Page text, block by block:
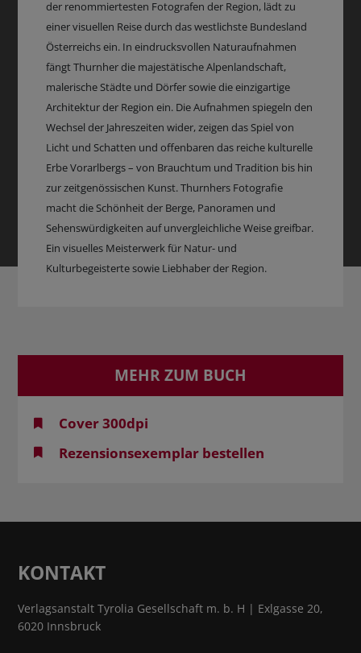
der renommiertesten Fotografen der Region, lädt zu
einer visuellen Reise durch das westlichste Bundesland
Österreichs ein. In eindrucksvollen Naturaufnahmen
fängt Thurnher die majestätische Alpenlandschaft,
malerische Städte und Dörfer sowie die einzigartige
Architektur der Region ein. Die Aufnahmen spiegeln den
Wechsel der Jahreszeiten wider, zeigen das Spiel von
Licht und Schatten und offenbaren das reiche kulturelle
Erbe Vorarlbergs – von Brauchtum und Tradition bis hin
zur zeitgenössischen Kunst. Thurnhers Fotografie
macht die Schönheit der Berge, Panoramen und
Sehenswürdigkeiten auf unvergleichliche Weise greifbar.
Ein visuelles Meisterwerk für Natur- und
Kulturbegeisterte sowie Liebhaber der Region.
MEHR ZUM BUCH
Cover 300dpi
Rezensionsexemplar bestellen
KONTAKT
Verlagsanstalt Tyrolia Gesellschaft m. b. H | Exlgasse 20,
6020 Innsbruck